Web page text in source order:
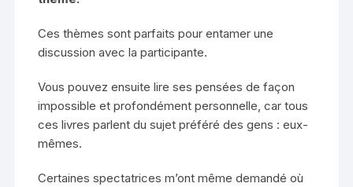
Ces thèmes sont parfaits pour entamer une
discussion avec la participante.
Vous pouvez ensuite lire ses pensées de façon
impossible et profondément personnelle, car tous
ces livres parlent du sujet préféré des gens : eux-
mêmes.
Certaines spectatrices m’ont même demandé où